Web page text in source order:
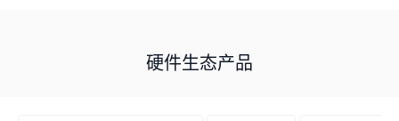
硬件生态产品